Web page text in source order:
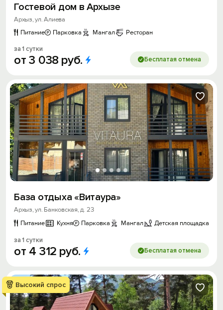
Гостевой дом в Архызе
Архыз, ул. Алиева
Питание
Парковка Мангал Ресторан
за 1 сутки
от3 038 руб. Бесплатая отмена
База отдыха «Витаура»
Архыз, ул. Банковская, д. 23
Питание
Кухня Парковка Мангал Детская площадка
за 1 сутки
от 4 312 руб. Бесплатая отмена
Высокий спрос